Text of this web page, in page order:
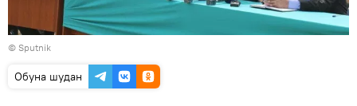
© Sputnik
Обуна шудан